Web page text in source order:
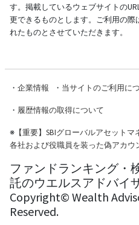
す。掲載しているウェブサイトの
更できるものとします。ご利用の
れたものとさせていただきます。
・ 企業情報 ・ 当サイトのご利用に
・ 履歴情報の取得について
※【重要】SBIグローバルアセットマ
各社および役職員を装った偽アカ
ファンドランキング・
託のウエルスアドバイ
Copyright© Wealth
Reserved.